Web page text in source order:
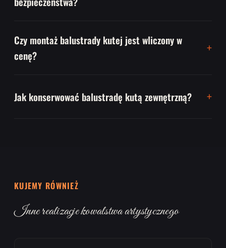
Czy montaż balustrady kutej jest wliczony w
cenę?
Jak konserwować balustradę kutą zewnętrzną?
KUJEMY RÓWNIEŻ
Inne realizacje kowalstwa artystycznego